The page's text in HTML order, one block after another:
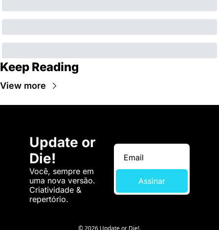
Keep Reading
View more
Update or
Die!
Você, sempre em
uma nova versão.
Criatividade &
repertório.
Assinar